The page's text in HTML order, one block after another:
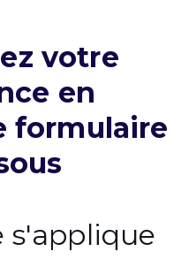
votre
en
formulaire
s'applique